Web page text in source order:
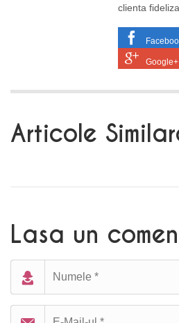
clienta
Google+
Articole
Lasa un